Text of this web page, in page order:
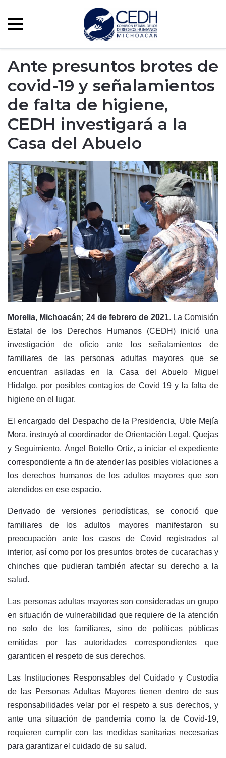
Ante presuntos brotes de
covid-19 y señalamientos
de falta de higiene,
CEDH investigará a la
Casa del Abuelo
Morelia, Michoacán; 24 de febrero de 2021. La Comisión
Estatal de los Derechos Humanos (CEDH) inició una
investigación de oficio ante los señalamientos de
familiares de las personas adultas mayores que se
encuentran asiladas en la Casa del Abuelo Miguel
Hidalgo, por posibles contagios de Covid 19 y la falta de
higiene en el lugar.
El encargado del Despacho de la Presidencia, Uble Mejía
Mora, instruyó al coordinador de Orientación Legal, Quejas
y Seguimiento, Ángel Botello Ortíz, a iniciar el expediente
correspondiente a fin de atender las posibles violaciones a
los derechos humanos de los adultos mayores que son
atendidos en ese espacio.
Derivado de versiones periodísticas, se conoció que
familiares de los adultos mayores manifestaron su
preocupación ante los casos de Covid registrados al
interior, así como por los presuntos brotes de cucarachas y
chinches que pudieran también afectar su derecho a la
salud.
Las personas adultas mayores son consideradas un grupo
en situación de vulnerabilidad que requiere de la atención
no solo de los familiares, sino de políticas públicas
emitidas por las autoridades correspondientes que
garanticen el respeto de sus derechos.
Las Instituciones Responsables del Cuidado y Custodia
de las Personas Adultas Mayores tienen dentro de sus
responsabilidades velar por el respeto a sus derechos, y
ante una situación de pandemia como la de Covid-19,
requieren cumplir con las medidas sanitarias necesarias
para garantizar el cuidado de su salud.